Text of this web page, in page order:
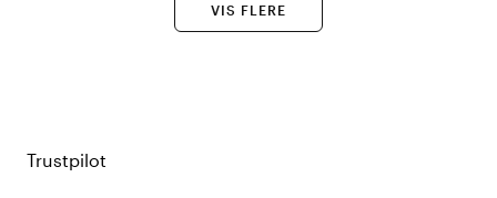
VIS FLERE
Trustpilot